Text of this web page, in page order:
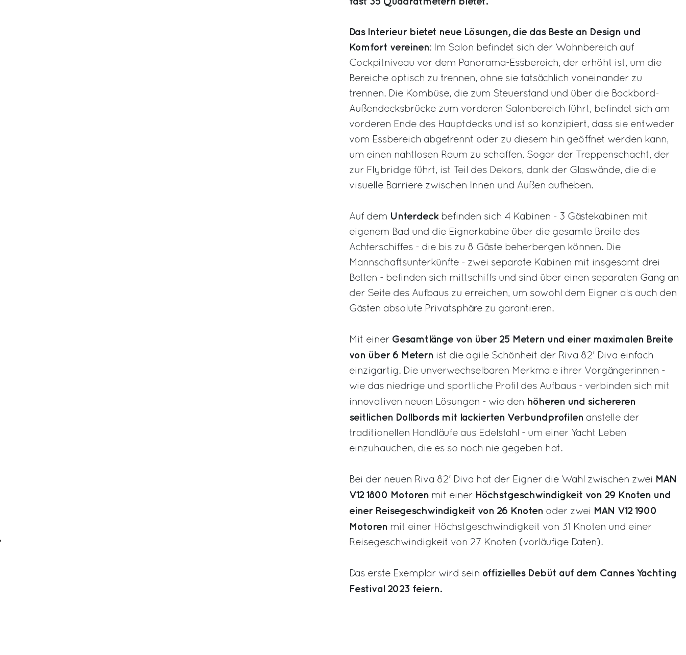
Das Interieur bietet neue Lösungen, die das Beste an Design und
Komfort vereinen: Im Salon befindet sich der Wohnbereich auf
Cockpitniveau vor dem Panorama-Essbereich, der erhöht ist, um die
Bereiche optisch zu trennen, ohne sie tatsächlich voneinander zu
trennen. Die Kombüse, die zum Steuerstand und über die Backbord-
Außendecksbrücke zum vorderen Salonbereich führt, befindet sich am
vorderen Ende des Hauptdecks und ist so konzipiert, dass sie entweder
vom Essbereich abgetrennt oder zu diesem hin geöffnet werden kann,
um einen nahtlosen Raum zu schaffen. Sogar der Treppenschacht, der
zur Flybridge führt, ist Teil des Dekors, dank der Glaswände, die die
visuelle Barriere zwischen Innen und Außen aufheben.
Auf dem Unterdeck befinden sich 4 Kabinen - 3 Gästekabinen mit
eigenem Bad und die Eignerkabine über die gesamte Breite des
Achterschiffes - die bis zu 8 Gäste beherbergen können. Die
Mannschaftsunterkünfte - zwei separate Kabinen mit insgesamt drei
Betten - befinden sich mittschiffs und sind über einen separaten Gang an
der Seite des Aufbaus zu erreichen, um sowohl dem Eigner als auch den
Gästen absolute Privatsphäre zu garantieren.
Mit einer Gesamtlänge von über 25 Metern und einer maximalen Breite
von über 6 Metern ist die agile Schönheit der Riva 82' Diva einfach
einzigartig. Die unverwechselbaren Merkmale ihrer Vorgängerinnen -
wie das niedrige und sportliche Profil des Aufbaus - verbinden sich mit
innovativen neuen Lösungen - wie den höheren und sichereren
seitlichen Dollbords mit lackierten Verbundprofilen anstelle der
traditionellen Handläufe aus Edelstahl - um einer Yacht Leben
einzuhauchen, die es so noch nie gegeben hat.
Bei der neuen Riva 82' Diva hat der Eigner die Wahl zwischen zwei
MAN
V12 1800 Motoren mit einer Höchstgeschwindigkeit von 29 Knoten und
einer Reisegeschwindigkeit von 26 Knoten oder zwei
MAN V12 1900
Motoren mit einer Höchstgeschwindigkeit von 31 Knoten und einer
Reisegeschwindigkeit von 27 Knoten (vorläufige Daten).
Das erste Exemplar wird sein offizielles Debüt auf dem Cannes Yachting
Festival 2023 feiern.